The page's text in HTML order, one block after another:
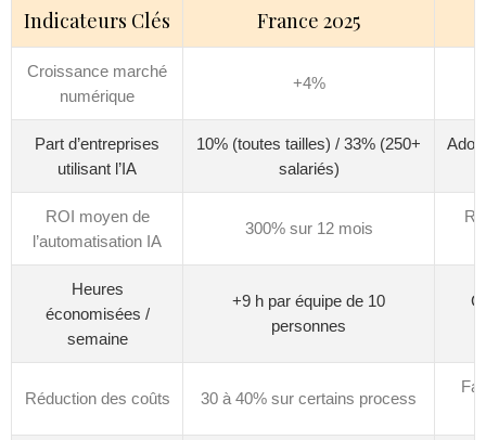
Indicateurs Clés France 2025
Croissance marché
numérique
+4%
Part d’entreprises
utilisant l’IA
10% (toutes tailles) / 33% (250+
salariés)
ROI moyen de
l’automatisation IA
300% sur 12 mois
Heures
économisées /
semaine
+9 h par équipe de 10
personnes
Réduction des coûts 30 à 40% sur certains process